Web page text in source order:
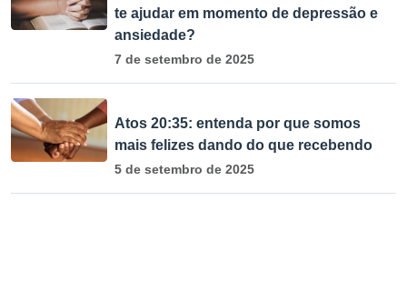
te ajudar em momento de depressão e
ansiedade?
7 de setembro de 2025
Atos 20:35: entenda por que somos
mais felizes dando do que recebendo
5 de setembro de 2025